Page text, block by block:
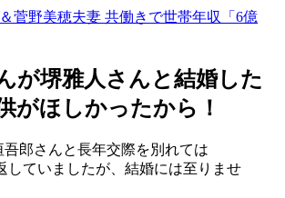
が堺雅人さんと結婚した
がほしかったから！
吾郎さんと長年交際を別れては
していましたが、結婚には至りませ